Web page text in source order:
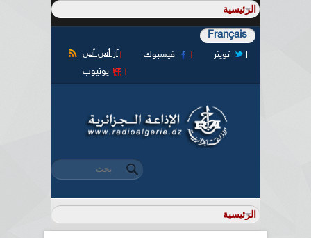
Français
آر أس أس فيسبوك
تويتر
يوتيوب
استمارة البحث
‏بحث ‏